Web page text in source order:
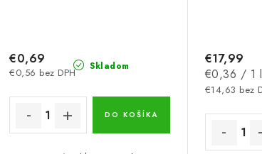
Skladom
€0,56 bez DPH
€0,69
DO KOŠÍKA
€14,63 bez
€17,99
Jednotková
cena:
€0,36 / 1 l